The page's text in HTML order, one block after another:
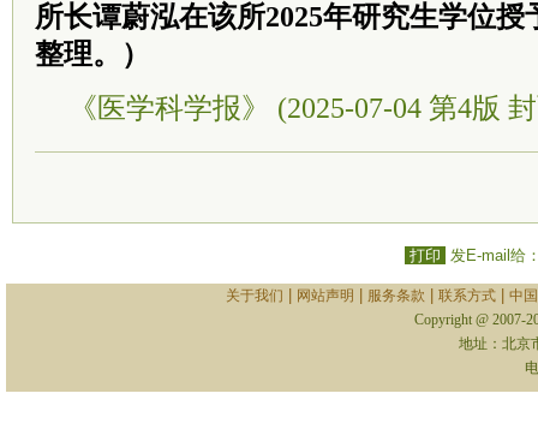
所长谭蔚泓在该所2025年研究生学位
整理。）
《医学科学报》 (2025-07-04 第4版
打印 发E-mail给
关于我们 网站声明 服务条款 联系方式| 中
Copyright @ 2007-
地址：北京